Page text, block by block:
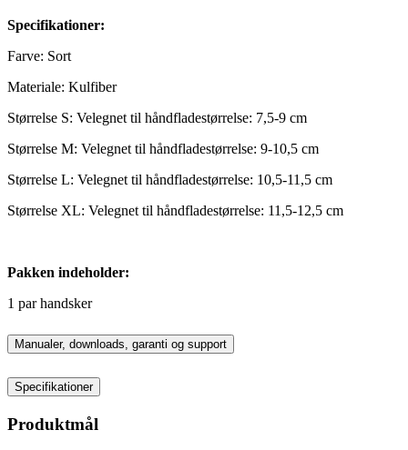
Specifikationer:
Farve: Sort
Materiale: Kulfiber
Størrelse S: Velegnet til håndfladestørrelse: 7,5-9 cm
Størrelse M: Velegnet til håndfladestørrelse: 9-10,5 cm
Størrelse L: Velegnet til håndfladestørrelse: 10,5-11,5 cm
Størrelse XL: Velegnet til håndfladestørrelse: 11,5-12,5 cm
Pakken indeholder:
1 par handsker
Manualer, downloads, garanti og support
Specifikationer
Produktmål